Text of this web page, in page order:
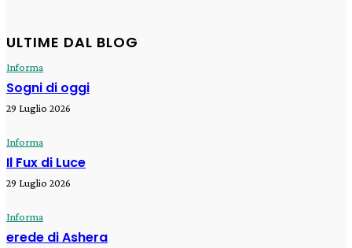
ULTIME DAL BLOG
Informa
Sogni di oggi
29 Luglio 2026
Informa
Il Fux di Luce
29 Luglio 2026
Informa
erede di Ashera